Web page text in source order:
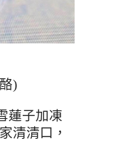
)
蓮子加凍
清清口，